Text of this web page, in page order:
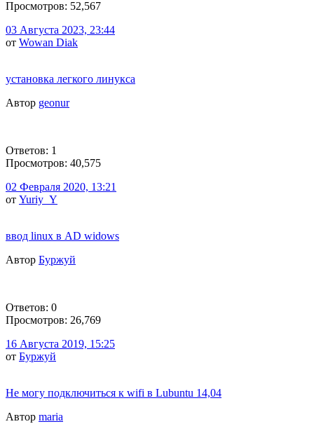
Просмотров: 52,567
03 Августа 2023, 23:44
от Wowan Diak
установка легкого линукса
Автор geonur
Ответов: 1
Просмотров: 40,575
02 Февраля 2020, 13:21
от Yuriy_Y
ввод linux в AD widows
Автор Буржуй
Ответов: 0
Просмотров: 26,769
16 Августа 2019, 15:25
от Буржуй
Не могу подключиться к wifi в Lubuntu 14,04
Автор maria